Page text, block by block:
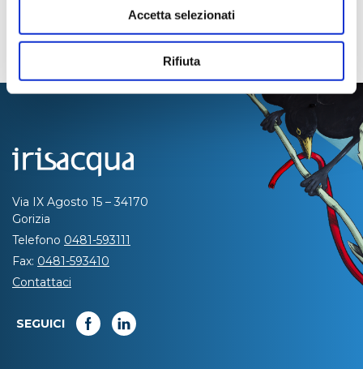
Accetta selezionati
Rifiuta
Via IX Agosto 15 – 34170
Gorizia
Telefono 0481-593111
Fax: 0481-593410
Contattaci
SEGUICI